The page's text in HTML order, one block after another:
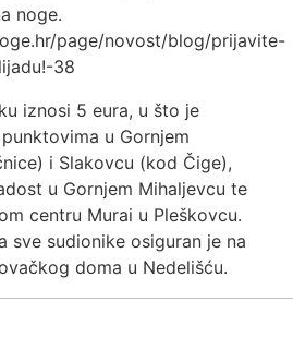
noge.
page/novost/blog/prijavite-
38
iznosi 5 eura, u što je
u Gornjem
i Slakovcu (kod Čige),
u Gornjem Mihaljevcu te
centru Murai u Pleškovcu.
sve sudionike osiguran je na
doma u Nedelišću.